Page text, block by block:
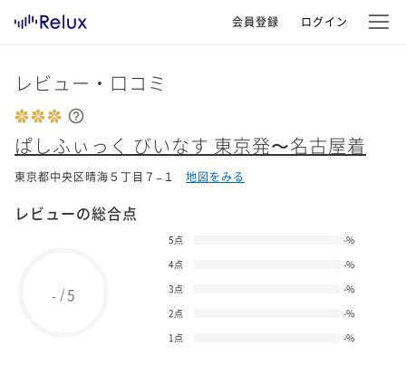
会員登録 ログイン
レビュー・口コミ
ぱしふぃっく びいなす 東京発〜名古屋着
東京都中央区晴海５丁目７−１ 地図をみる
レビューの総合点
- /5
5点 -%
4点
-%
3点
-%
2点
-%
1点
-%